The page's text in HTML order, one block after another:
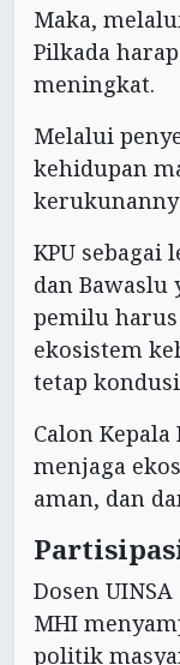
Maka,
Pilkada
meningkat.
Melalui
kehidupan
KPU sebagai
dan Bawaslu
pemilu
ekosistem
tetap
Calon
menjaga
aman, dan
Dosen
MHI
politik